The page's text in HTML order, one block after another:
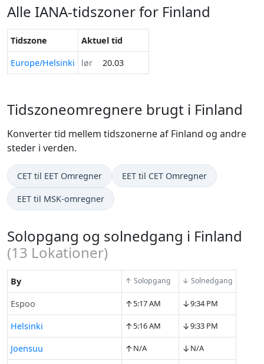
Alle IANA-tidszoner for Finland
Tidszone
Aktuel tid
Europe/Helsinki
lør 20.03
Tidszoneomregnere brugt i Finland
Konverter tid mellem tidszonerne af Finland og andre
steder i verden.
CET til EET Omregner EET til CET Omregner
EET til MSK-omregner
Solopgang og solnedgang i Finland
(13 Lokationer)
By ↑ Solopgang ↓ Solnedgang
Espoo ↑5:17 AM ↓9:34 PM
Helsinki ↑5:16 AM ↓9:33 PM
Joensuu ↑ N/A ↓N/A